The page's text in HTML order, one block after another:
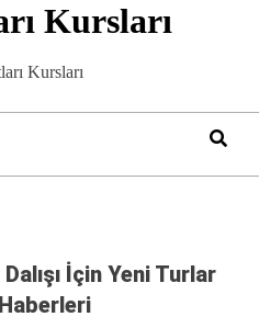
Kursları
Kursları
İçin Yeni Turlar